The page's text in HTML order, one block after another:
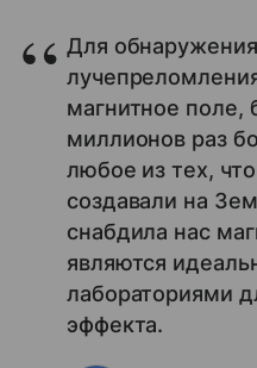
Для
магнитное поле,
миллионов раз
любое из тех,
создавали на
снабдила нас
являются
лабораториями
эффекта.